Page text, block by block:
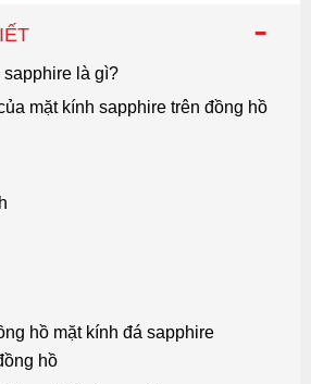
-
là gì?
mặt kính sapphire trên đồng hồ
hồ mặt kính đá sapphire
hồ